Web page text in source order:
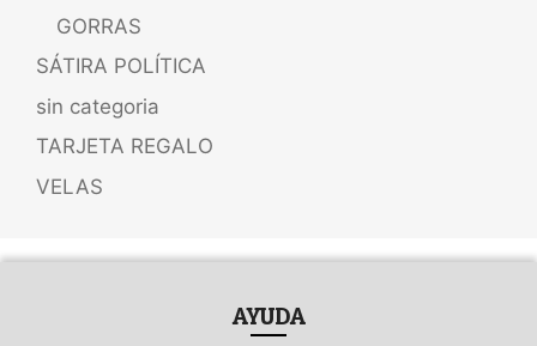
GORRAS
SÁTIRA POLÍTICA
sin categoria
TARJETA REGALO
VELAS
AYUDA